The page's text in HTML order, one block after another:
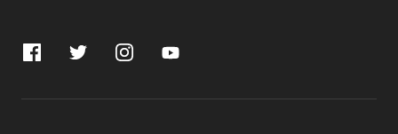
FacebookTwitter InstagramYouTube